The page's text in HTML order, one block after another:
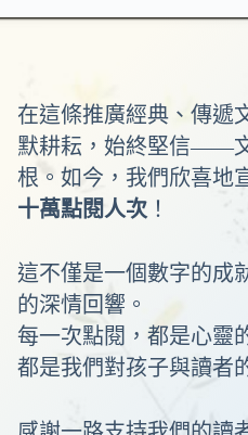
在這條推廣經典、傳遞
默耕耘，始終堅信——
根。如今，我們欣喜地
十萬點閱人次 ！
這不僅是一個數字的成
的深情回響。
每一次點閱，都是心靈
都是我們對孩子與讀者